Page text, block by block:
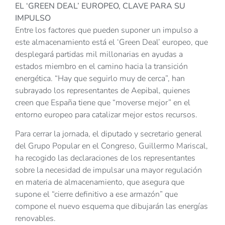
EL ‘GREEN DEAL’ EUROPEO, CLAVE PARA SU
IMPULSO
Entre los factores que pueden suponer un impulso a
este almacenamiento está el ‘Green Deal’ europeo, que
desplegará partidas mil millonarias en ayudas a
estados miembro en el camino hacia la transición
energética. “Hay que seguirlo muy de cerca”, han
subrayado los representantes de Aepibal, quienes
creen que España tiene que “moverse mejor” en el
entorno europeo para catalizar mejor estos recursos.
Para cerrar la jornada, el diputado y secretario general
del Grupo Popular en el Congreso, Guillermo Mariscal,
ha recogido las declaraciones de los representantes
sobre la necesidad de impulsar una mayor regulación
en materia de almacenamiento, que asegura que
supone el “cierre definitivo a ese armazón” que
compone el nuevo esquema que dibujarán las energías
renovables.